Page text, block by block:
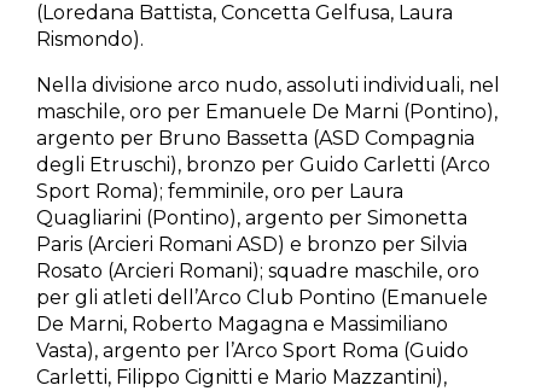
(Loredana Battista, Concetta Gelfusa, Laura
Rismondo).
Nella divisione arco nudo, assoluti individuali, nel
maschile, oro per Emanuele De Marni (Pontino),
argento per Bruno Bassetta (ASD Compagnia
degli Etruschi), bronzo per Guido Carletti (Arco
Sport Roma); femminile, oro per Laura
Quagliarini (Pontino), argento per Simonetta
Paris (Arcieri Romani ASD) e bronzo per Silvia
Rosato (Arcieri Romani); squadre maschile, oro
per gli atleti dell’Arco Club Pontino (Emanuele
De Marni, Roberto Magagna e Massimiliano
Vasta), argento per l’Arco Sport Roma (Guido
Carletti, Filippo Cignitti e Mario Mazzantini),